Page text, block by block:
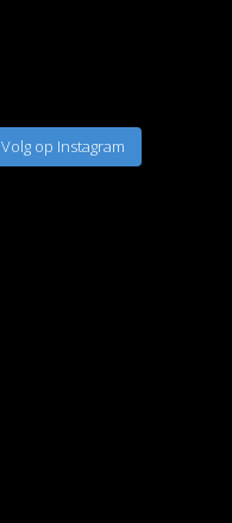
Volg op Instagram